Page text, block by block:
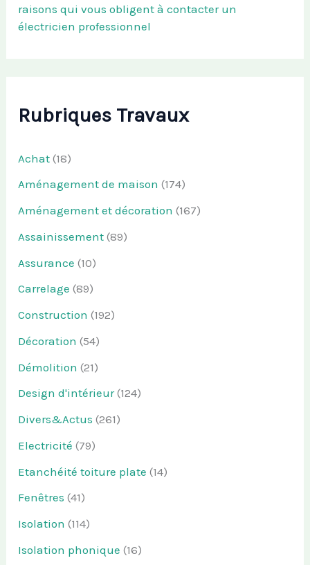
raisons qui vous obligent à contacter un
électricien professionnel
Rubriques Travaux
Achat (18)
Aménagement de maison (174)
Aménagement et décoration (167)
Assainissement (89)
Assurance (10)
Carrelage (89)
Construction (192)
Décoration (54)
Démolition (21)
Design d'intérieur(124)
Divers&Actus (261)
Electricité (79)
Etanchéité toiture plate (14)
Fenêtres (41)
Isolation (114)
Isolation phonique (16)